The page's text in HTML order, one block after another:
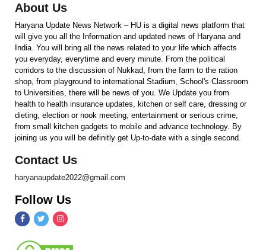
About Us
Haryana Update News Network – HU is a digital news platform that
will give you all the Information and updated news of Haryana and
India. You will bring all the news related to your life which affects
you everyday, everytime and every minute. From the political
corridors to the discussion of Nukkad, from the farm to the ration
shop, from playground to international Stadium, School's Classroom
to Universities, there will be news of you. We Update you from
health to health insurance updates, kitchen or self care, dressing or
dieting, election or nook meeting, entertainment or serious crime,
from small kitchen gadgets to mobile and advance technology. By
joining us you will be definitly get Up-to-date with a single second.
Contact Us
haryanaupdate2022@gmail.com
Follow Us